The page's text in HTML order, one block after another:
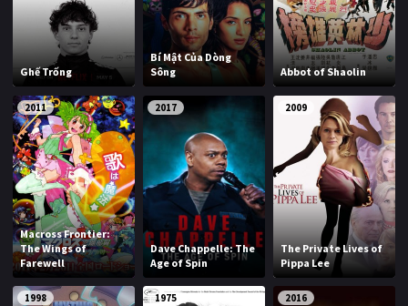
Ghế Trống
Bí Mật Của Dòng
Sông
Abbot of Shaolin
2011
Macross Frontier:
The Wings of
Farewell
2017
Dave Chappelle: The
Age of Spin
2009
The Private Lives of
Pippa Lee
1998 1975 2016